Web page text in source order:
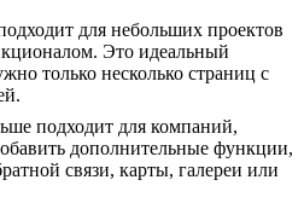
для небольших проектов
Это идеальный
только несколько страниц с
подходит для компаний,
дополнительные функции,
связи, карты, галереи или